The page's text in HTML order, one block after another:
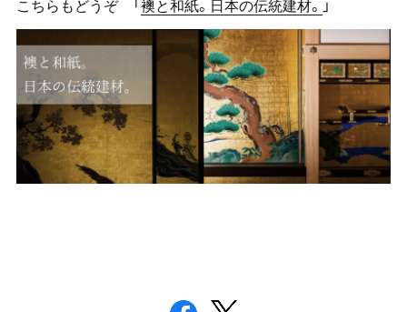
こちらもどうぞ 「襖と和紙。日本の伝統建材。 」